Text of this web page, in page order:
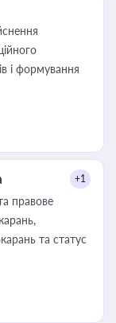
і формування
+1
правове
та статус